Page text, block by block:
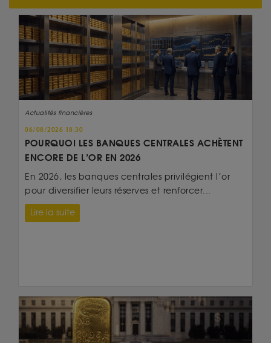
Actualités financières
06/08/2026 18:30
POURQUOI LES BANQUES CENTRALES ACHÈTENT
ENCORE DE L’OR EN 2026
En 2026, les banques centrales privilégient l’or
pour diversifier leurs réserves et renforcer...
Lire la suite